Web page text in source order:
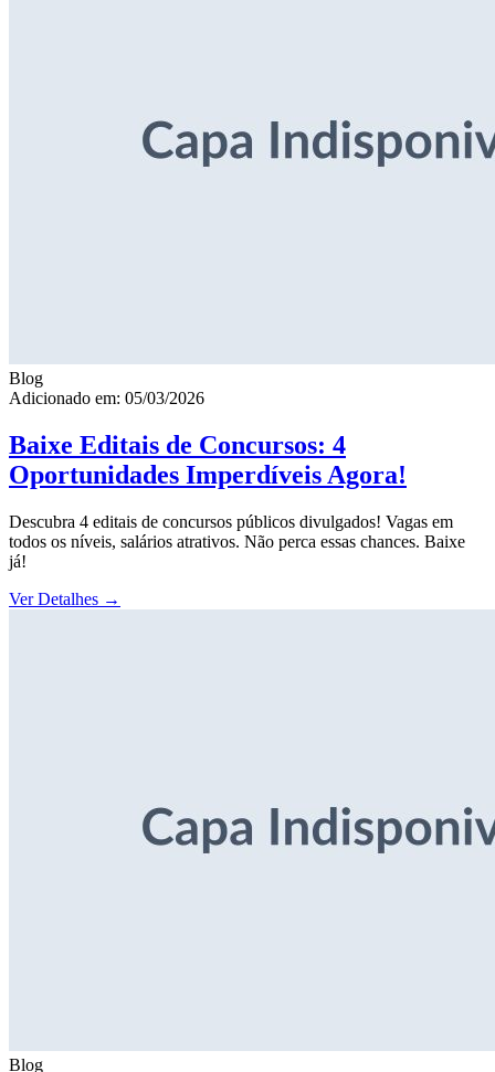
Blog
Adicionado em: 05/03/2026
Baixe Editais de Concursos: 4
Oportunidades Imperdíveis Agora!
Descubra 4 editais de concursos públicos divulgados! Vagas em
todos os níveis, salários atrativos. Não perca essas chances. Baixe
já!
Ver Detalhes →
Blog